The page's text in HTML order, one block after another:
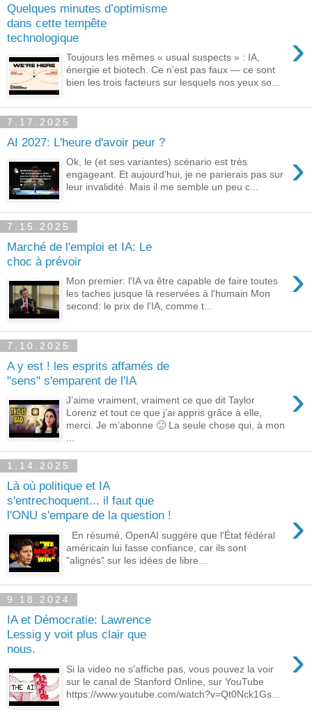
Quelques minutes d’optimisme
dans cette tempête
technologique
›
Toujours les mêmes « usual suspects » : IA,
énergie et biotech. Ce n’est pas faux — ce sont
bien les trois facteurs sur lesquels nos yeux so...
7.17.2025
AI 2027: L'heure d'avoir peur ?
›
Ok, le (et ses variantes) scénario est très
engageant. Et aujourd’hui, je ne parierais pas sur
leur invalidité. Mais il me semble un peu c...
7.15.2025
Marché de l'emploi et IA: Le
choc à prévoir
›
Mon premier: l'IA va être capable de faire toutes
les taches jusque là reservées à l'humain Mon
second: le prix de l'IA, comme t...
7.10.2025
A y est ! les esprits affamés de
"sens" s'emparent de l'IA
›
J’aime vraiment, vraiment ce que dit Taylor
Lorenz et tout ce que j’ai appris grâce à elle,
merci. Je m’abonne 🙂 La seule chose qui, à mon
...
1.14.2025
Là où politique et IA
s'entrechoquent... il faut que
l'ONU s'empare de la question !
›
En résumé, OpenAI suggère que l'État fédéral
américain lui fasse confiance, car ils sont
"alignés" sur les idées de libre...
9.18.2024
IA et Démocratie: Lawrence
Lessig y voit plus clair que
nous.
›
Si la video ne s'affiche pas, vous pouvez la voir
sur le canal de Stanford Online, sur YouTube
https://www.youtube.com/watch?v=Qt0Nck1Gs...